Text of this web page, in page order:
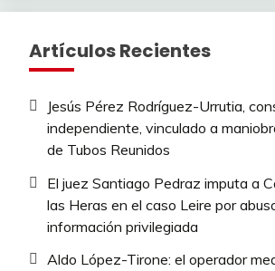
Artículos Recientes
Jesús Pérez Rodríguez-Urrutia,
independiente, vinculado a
de Tubos Reunidos
El juez Santiago Pedraz imputa a
las Heras en el caso Leire por
información privilegiada
Aldo López-Tirone: el operador